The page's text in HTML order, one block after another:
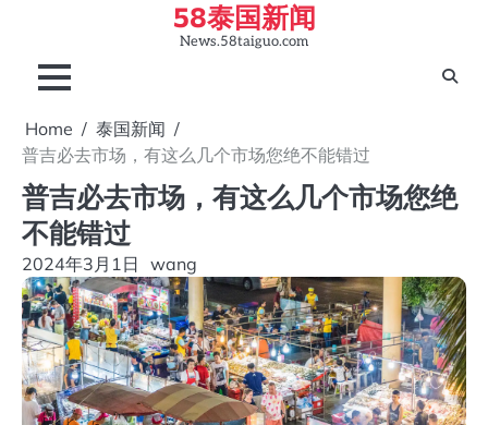
content
58泰国新闻
News.58taiguo.com
Home
泰国新闻
普吉必去市场，有这么几个市场您绝不能错过
普吉必去市场，有这么几个市场您绝
不能错过
2024年3月1日 wang